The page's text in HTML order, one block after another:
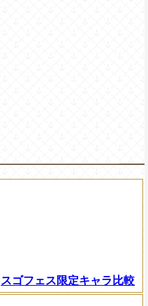
スゴフェス限定キャラ比較